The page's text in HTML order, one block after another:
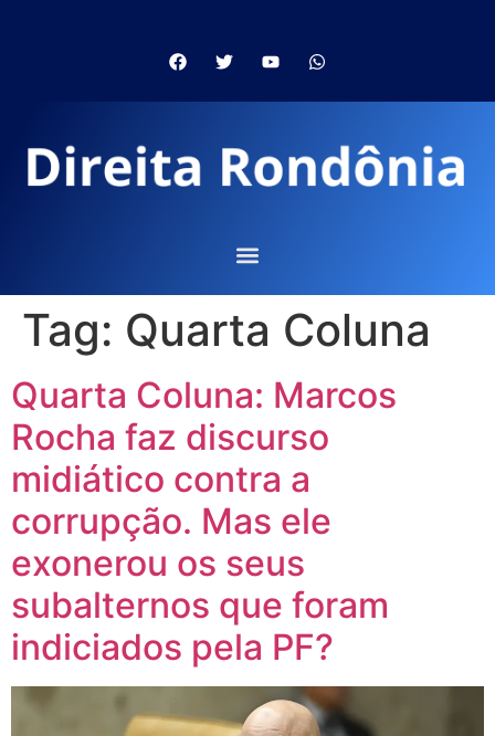
Tag: Quarta Coluna
Quarta Coluna: Marcos
Rocha faz discurso
midiático contra a
corrupção. Mas ele
exonerou os seus
subalternos que foram
indiciados pela PF?